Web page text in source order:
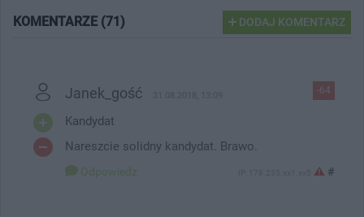
KOMENTARZE (71) DODAJ KOMENTARZ
-64
Janek_gość
Kandydat
Nareszcie solidny kandydat. Brawo.
Odpowiedz #